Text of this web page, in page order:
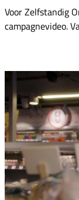
Voor Zelfstandig
campagnevideo.